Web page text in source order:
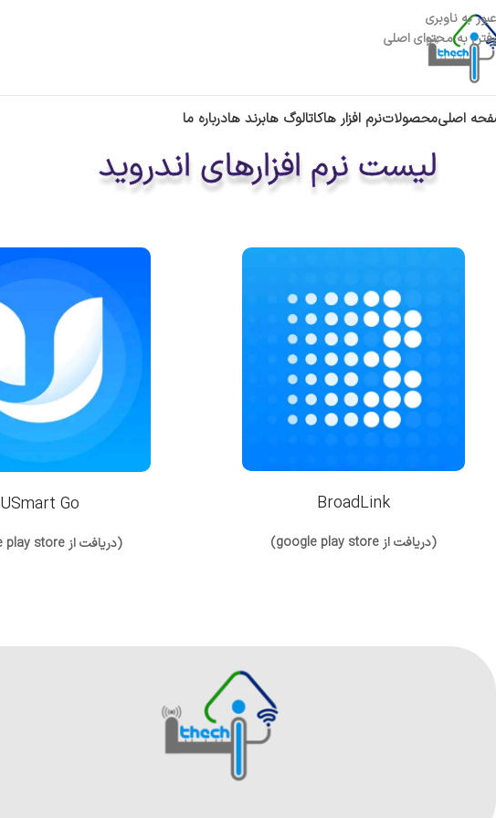
عبور به ناوبری
رفتن به محتوای اصلی
اصلیمحصولاتنرم افزار هاکاتالوگ هابرند هادرباره ما
لیست نرم افزارهای اندروید
BroadLink
(دریافت از google play store)
USmart Go
(دریافت از google play store)